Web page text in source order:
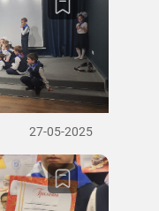
27-05-2025